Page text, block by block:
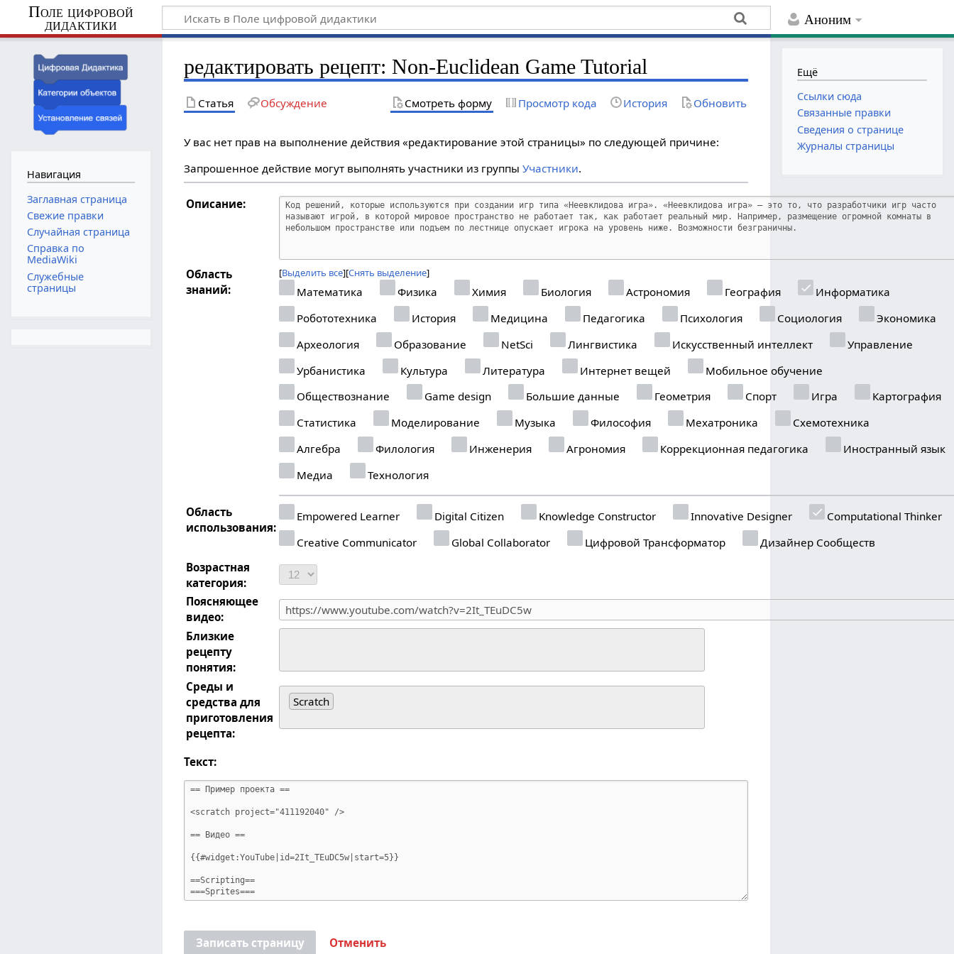
Аноним
Поле цифровой
дидактики
редактировать рецепт: Non-Euclidean Game Tutorial
Статья Обсуждение Смотреть форму Просмотр кода История Обновить
У вас нет прав на выполнение действия «редактирование этой страницы» по следующей причине:
Запрошенное действие могут выполнять участники из группыУчастники.
Описание:
Область
знаний:
Выделить все Снять выделение
Математика Физика Химия Биология Астрономия География
Информатика
Робототехника
История Медицина Педагогика Психология Социология
Экономика
Археология
Образование NetSci Лингвистика Искусственный интеллект
Управление
Урбанистика
Культура Литература Интернет вещей
Мобильное обучение
Обществознание
Game design Большие данные Геометрия Спорт Игра
Картография
Статистика
Моделирование Музыка Философия Мехатроника
Схемотехника
Алгебра
Филология Инженерия Агрономия Коррекционная педагогика
Иностранный язык
Медиа
Технология
Область
использования:
Empowered Learner Digital Citizen Knowledge Constructor Innovative Designer
Computational Thinker
Creative Communicator
Global Collaborator Цифровой Трансформатор
Дизайнер Сообществ
Возрастная
категория:
Поясняющее
видео:
Близкие
рецепту
понятия:
Среды и
средства для
приготовления
рецепта:
Scratch
Текст:
Записать страницу Отменить
Навигация
Заглавная страница
Свежие правки
Случайная страница
Справка по
MediaWiki
Служебные
страницы
Ещё
Ссылки сюда
Связанные правки
Сведения о странице
Журналы страницы